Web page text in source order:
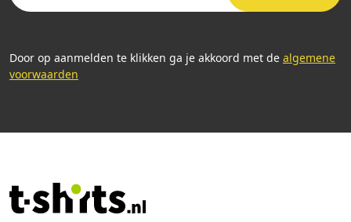
Door op aanmelden te klikken ga je akkoord met de algemene
voorwaarden